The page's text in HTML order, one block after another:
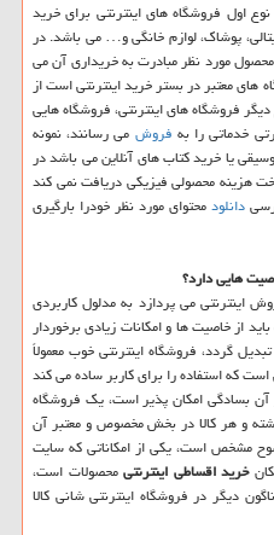
اول فروشگاه های اینترنتی برای خرید
پوشاک، لوازم خانگی و… می باشد. در
مورد نظر مبادرت به خریداری آن می
های معتبر در بستر خرید اینترنتی است از
فروشگاه های اینترنتی، فروشگاه هایی
خدماتی را به فروش می رسانند، نمونه
یا خرید کتاب های آنلاین می باشد در
هزینه محصولی فیزیکی دریافت نمی کند
دانلودمحتوای مورد نظر خودرا بارگیری
هایی دارد؟
می پردازد به مدلول کاربردی
از خاصیت ها و امکانات زیادی برخوردار
گردد، فروشگاه اینترنتی خوب معمولاً
که استفاده را برای کاربر ساده می کند
آن بسادگی امکان پذیر است، یک فروشگاه
و هر کالا در بخش مخصوص و معتبر آن
مشخص است، یکی از امکاناتی که سایت
خرید اقساطی اینترنتیمحصولات است،
دیگر در فروشگاه اینترنتی شانی کالا